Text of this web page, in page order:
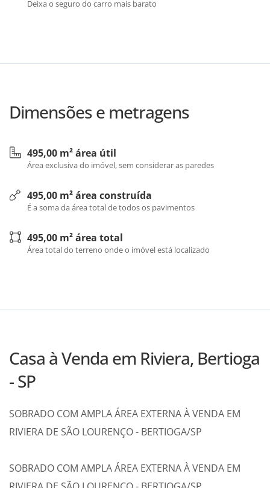
Deixa o seguro do carro mais barato
Dimensões e metragens
495,00 m² área útil
Área exclusiva do imóvel, sem considerar as paredes
495,00 m² área construída
É a soma da área total de todos os pavimentos
495,00 m² área total
Área total do terreno onde o imóvel está localizado
Casa à Venda em Riviera, Bertioga
- SP
SOBRADO COM AMPLA ÁREA EXTERNA À VENDA EM
RIVIERA DE SÃO LOURENÇO - BERTIOGA/SP
SOBRADO COM AMPLA ÁREA EXTERNA À VENDA EM